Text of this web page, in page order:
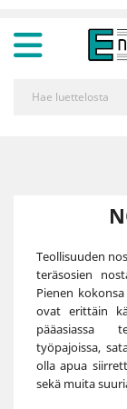
Teollisuuden
teräsosien
Pienen
ovat erittäin
pääasiassa
työpajoissa,
olla apua
sekä muita